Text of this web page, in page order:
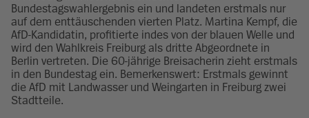
Bundestagswahlergebnis ein und landeten erstmals nur
auf dem enttäuschenden vierten Platz. Martina Kempf, die
AfD-Kandidatin, profitierte indes von der blauen Welle und
wird den Wahlkreis Freiburg als dritte Abgeordnete in
Berlin vertreten. Die 60-jährige Breisacherin zieht erstmals
in den Bundestag ein. Bemerkenswert: Erstmals gewinnt
die AfD mit Landwasser und Weingarten in Freiburg zwei
Stadtteile.